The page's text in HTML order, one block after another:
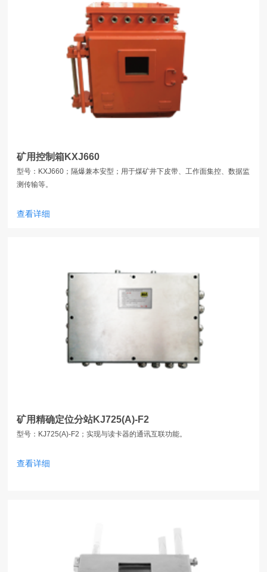
矿用控制箱KXJ660
​型号：KXJ660；隔爆兼本安型；用于煤矿井下皮带、工作面集控、数据监
测传输等。
查看详细
矿用精确定位分站KJ725(A)-F2
型号：KJ725(A)-F2；实现与读卡器的通讯互联功能。
查看详细